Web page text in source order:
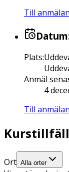
Till anmälan
Plats:
Anmäl
4
Till anmälan
Ort Alla orter